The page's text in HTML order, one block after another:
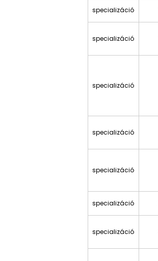
specializáció
specializáció
specializáció
specializáció
specializáció
specializáció
specializáció